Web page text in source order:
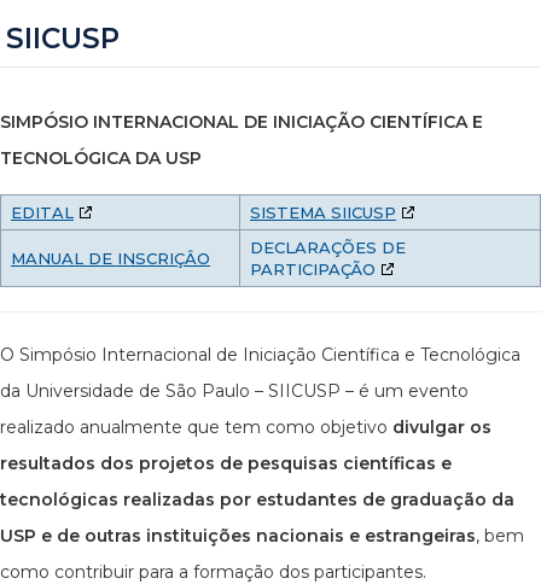
SIICUSP
SIMPÓSIO INTERNACIONAL DE INICIAÇÃO CIENTÍFICA E
TECNOLÓGICA DA USP
EDITAL SISTEMA SIICUSP
MANUAL DE INSCRIÇÂO
DECLARAÇÕES DE
PARTICIPAÇÃO
O Simpósio Internacional de Iniciação Científica e Tecnológica
da Universidade de São Paulo – SIICUSP – é um evento
realizado anualmente que tem como objetivo divulgar os
resultados dos projetos de pesquisas científicas e
tecnológicas realizadas por estudantes de graduação da
USP e de outras instituições nacionais e estrangeiras, bem
como contribuir para a formação dos participantes.